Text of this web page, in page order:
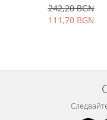
242,20 BGN
111,70 BGN